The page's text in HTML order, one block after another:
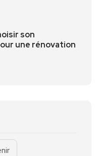
son
une rénovation